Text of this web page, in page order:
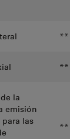
**
**
la
emisión
las
**